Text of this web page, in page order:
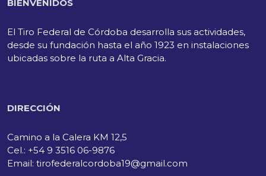
BIENVENIDOS
El Tiro Federal de Córdoba desarrolla sus actividades,
desde su fundación hasta el año 1923 en instalaciones
ubicadas sobre la ruta a Alta Gracia.
DIRECCIÓN
Camino a la Calera KM 12,5
Cel.: +54 9 3516 06-9876
Email: tirofederalcordoba19@gmail.com